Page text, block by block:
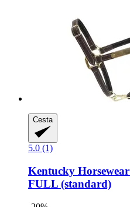
Cesta
5.0 (1)
Kentucky Horsewear
FULL (standard)